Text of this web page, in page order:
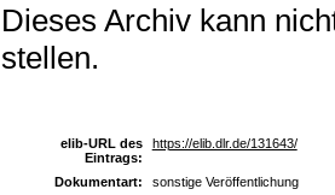
Dieses Archiv kann
stellen.
elib-URL des
Eintrags:
https://elib.dlr.de/131643/
Dokumentart:
sonstige Veröffentlichung